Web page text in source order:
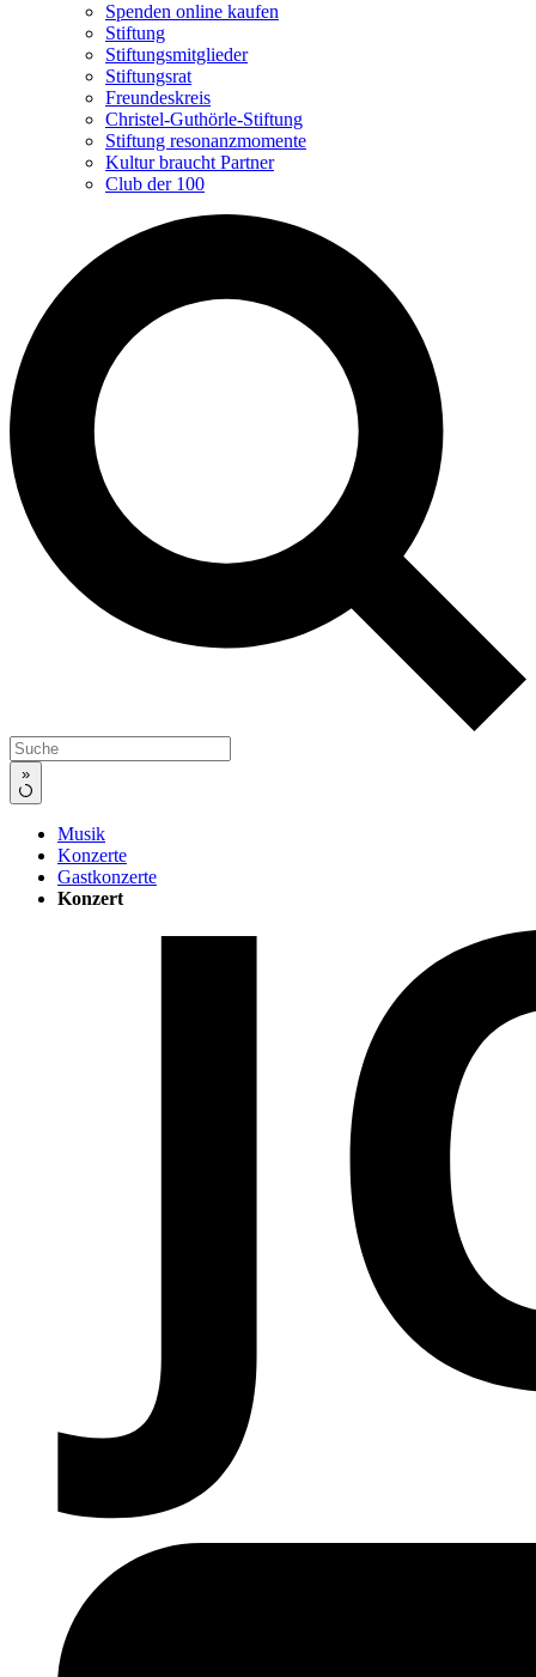
Spenden online kaufen
Stiftung
Stiftungsmitglieder
Stiftungsrat
Freundeskreis
Christel-Guthörle-Stiftung
Stiftung resonanzmomente
Kultur braucht Partner
Club der 100
»
Musik
Konzerte
Gastkonzerte
Konzert